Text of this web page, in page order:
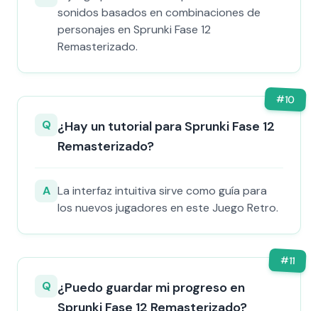
sonidos basados en combinaciones de
personajes en Sprunki Fase 12
Remasterizado.
#10
Q ¿Hay un tutorial para Sprunki Fase 12
Remasterizado?
A La interfaz intuitiva sirve como guía para
los nuevos jugadores en este Juego Retro.
#11
Q ¿Puedo guardar mi progreso en
Sprunki Fase 12 Remasterizado?